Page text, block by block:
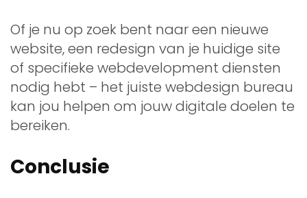
Of je nu op zoek bent naar een nieuwe
website, een redesign van je huidige site
of specifieke webdevelopment diensten
nodig hebt – het juiste webdesign bureau
kan jou helpen om jouw digitale doelen te
bereiken.
Conclusie